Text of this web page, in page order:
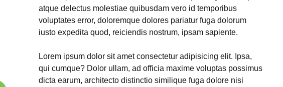
atque delectus molestiae quibusdam vero id temporibus
voluptates error, doloremque dolores pariatur fuga dolorum
iusto expedita quod, reiciendis nostrum, ipsam sapiente.
Lorem ipsum dolor sit amet consectetur adipisicing elit. Ipsa,
qui cumque? Dolor ullam, ad officia maxime voluptas possimus
dicta earum, architecto distinctio similique fuga dolore nisi